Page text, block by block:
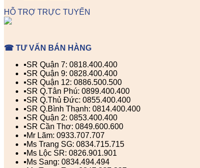
HỖ TRỢ TRỰC TUYẾN
☎ TƯ VẤN BÁN HÀNG
▪️SR Quận 7: 0818.400.400
▪️SR Quận 9: 0828.400.400
▪️SR Quận 12: 0886.500.500
▪️SR Q.Tân Phú: 0899.400.400
▪️SR Q.Thủ Đức: 0855.400.400
▪️SR Q.Bình Thạnh: 0814.400.400
▪️SR Quận 2: 0853.400.400
▪️SR Cần Thơ: 0849.600.600
▪️Mr Lãm: 0933.707.707
▪️Ms Trang SG: 0834.715.715
▪️Ms Lộc SR: 0826.901.901
▪️Ms Sang: 0834.494.494